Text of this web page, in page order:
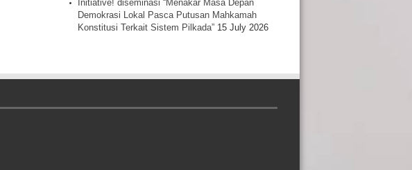
Initiative! diseminasi “Menakar Masa Depan
Demokrasi Lokal Pasca Putusan Mahkamah
Konstitusi Terkait Sistem Pilkada” 15 July 2026